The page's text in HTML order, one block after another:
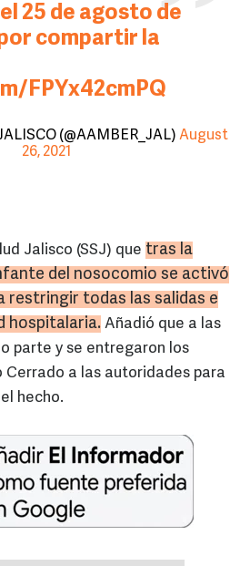
25 de agosto de
compartir la
FPYx42cmPQ
(@AAMBER_JAL) August
26, 2021
Jalisco (SSJ) que tras la
del nosocomio se activó
restringir todas las salidas e
hospitalaria. Añadió que a las
parte y se entregaron los
Cerrado a las autoridades para
hecho.